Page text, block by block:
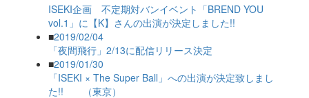
ISEKI企画 不定期対バンイベント「BREND YOU
vol.1」に【K】さんの出演が決定しました!!
■2019/02/04
「夜間飛行」2/13に配信リリース決定
■2019/01/30
「ISEKI × The Super Ball」への出演が決定致しまし
た!! （東京）